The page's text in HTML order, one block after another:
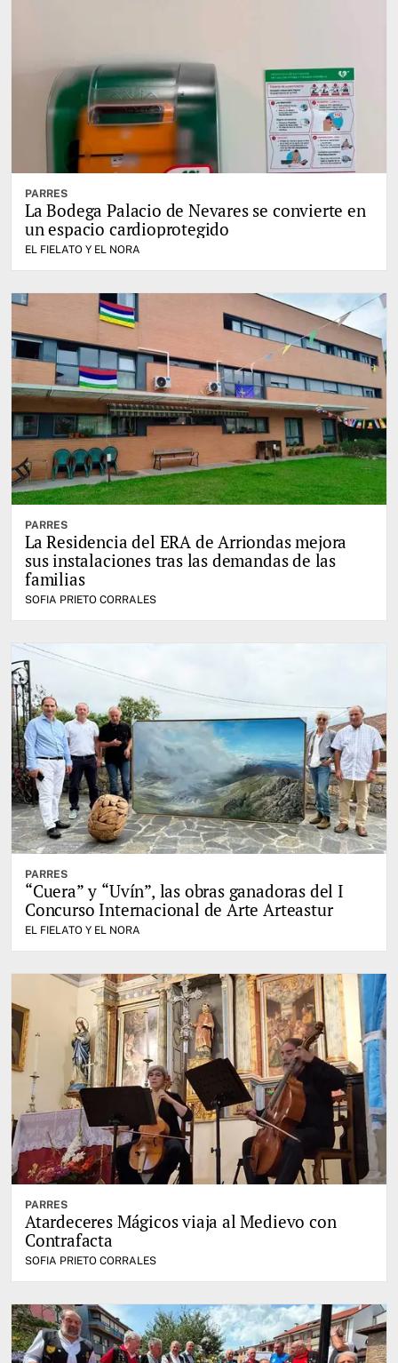
PARRES
La Bodega Palacio de Nevares se convierte en
un espacio cardioprotegido
EL FIELATO Y EL NORA
PARRES
La Residencia del ERA de Arriondas mejora
sus instalaciones tras las demandas de las
familias
SOFIA PRIETO CORRALES
PARRES
“Cuera” y “Uvín”, las obras ganadoras del I
Concurso Internacional de Arte Arteastur
EL FIELATO Y EL NORA
PARRES
Atardeceres Mágicos viaja al Medievo con
Contrafacta
SOFIA PRIETO CORRALES